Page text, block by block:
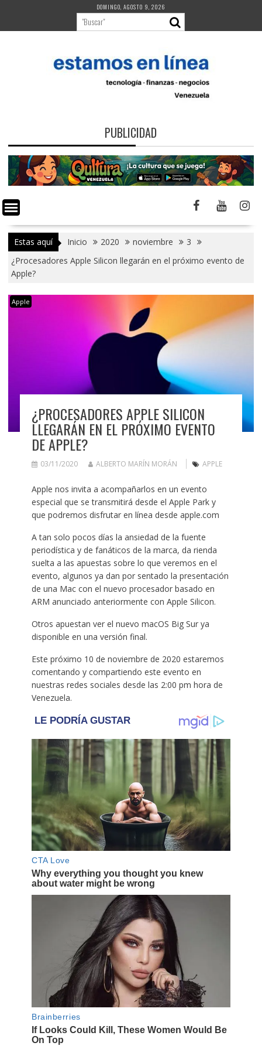
contenido
DOMINGO, AGOSTO 9, 2026
PUBLICIDAD
Estas aquí Inicio 2020 noviembre
3
¿Procesadores Apple Silicon llegarán en el próximo evento de
Apple?
Apple
¿PROCESADORES APPLE SILICON
LLEGARÁN EN EL PRÓXIMO EVENTO
DE APPLE?
03/11/2020 ALBERTO MARÍN MORÁN APPLE
Apple nos invita a acompañarlos en un evento
especial que se transmitirá desde el Apple Park y
que podremos disfrutar en línea desde apple.com
A tan solo pocos días la ansiedad de la fuente
periodística y de fanáticos de la marca, da rienda
suelta a las apuestas sobre lo que veremos en el
evento, algunos ya dan por sentado la presentación
de una Mac con el nuevo procesador basado en
ARM anunciado anteriormente con Apple Silicon.
Otros apuestan ver el nuevo macOS Big Sur ya
disponible en una versión final.
Este próximo 10 de noviembre de 2020 estaremos
comentando y compartiendo este evento en
nuestras redes sociales desde las 2:00 pm hora de
Venezuela.